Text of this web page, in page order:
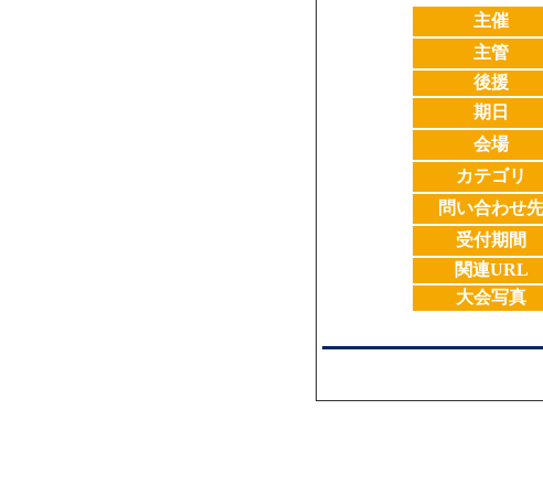
主催
主管
後援
期日
会場
カテゴリ
問い合わせ先
受付期間
関連URL
大会写真